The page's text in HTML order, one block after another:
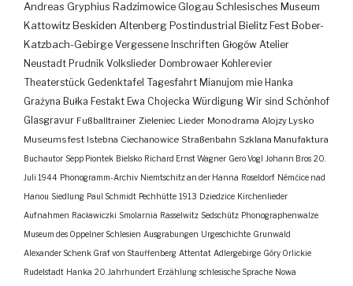
Andreas Gryphius Radzimowice Glogau Schlesisches Museum
Kattowitz Beskiden Altenberg Postindustrial Bielitz Fest Bober-
Katzbach-Gebirge Vergessene Inschriften Głogów Atelier
Neustadt Prudnik Volkslieder Dombrowaer Kohlerevier
Theaterstück Gedenktafel Tagesfahrt Mianujom mie Hanka
Grażyna Bułka Festakt Ewa Chojecka Würdigung Wir sind Schönhof
Glasgravur Fußballtrainer Zieleniec Lieder Monodrama Alojzy Lysko
Museumsfest Istebna Ciechanowice Straßenbahn Szklana Manufaktura
Buchautor Sepp Piontek Bielsko Richard Ernst Wagner Gero Vogl Johann Bros 20.
Juli 1944 Phonogramm-Archiv Niemtschitz an der Hanna Roseldorf Némčice nad
Hanou Siedlung Paul Schmidt Pechhütte 1913 Dziedzice Kirchenlieder
Aufnahmen Racławiczki Smolarnia Rasselwitz Sedschütz Phonographenwalze
Museum des Oppelner Schlesien Ausgrabungen Urgeschichte Grunwald
Alexander Schenk Graf von Stauffenberg Attentat Adlergebirge Góry Orlickie
Rudelstadt Hanka 20. Jahrhundert Erzählung schlesische Sprache Nowa